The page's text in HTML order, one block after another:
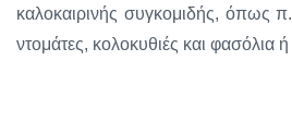
καλοκαιρινής συγκομιδής, όπως
ντομάτες, κολοκυθιές και φασόλια